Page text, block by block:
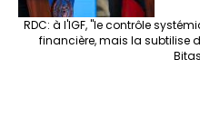
RDC: à l'IGF, "le contrôle
financière, mais la subtilise